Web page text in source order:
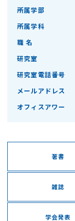
所属学部
所属学科
職 名
研究室
研究室電話番号
メールアドレス
オフィスアワー
著書
雑誌
学会発表